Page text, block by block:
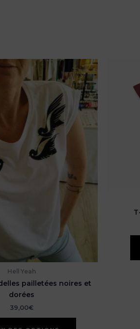
Hell Yeah
pailletées noires et
dorées
39,00€
Ce